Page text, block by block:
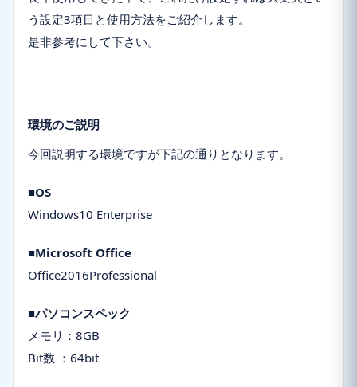
う設定3項目と使用方法をご紹介します。
是非参考にして下さい。
環境のご説明
今回説明する環境ですが下記の通りとなります。
■OS
Windows10 Enterprise
■Microsoft Office
Office2016Professional
■パソコンスペック
メモリ：8GB
Bit数 ：64bit